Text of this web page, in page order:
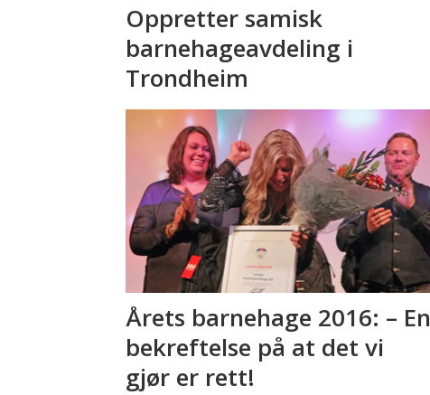
Oppretter samisk
barnehageavdeling i
Trondheim
Årets barnehage 2016: – En
bekreftelse på at det vi
gjør er rett!